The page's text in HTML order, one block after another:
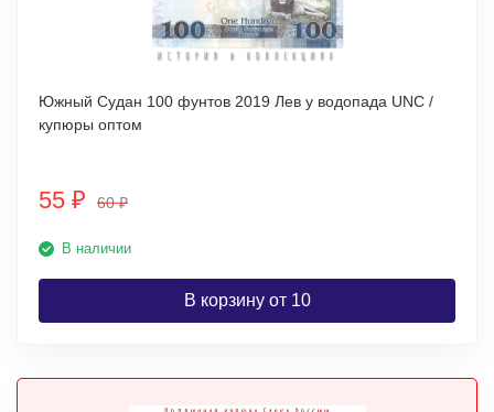
Южный Судан 100 фунтов 2019 Лев у водопада UNC /
купюры оптом
55 ₽ 60₽
В наличии
В корзину от 10